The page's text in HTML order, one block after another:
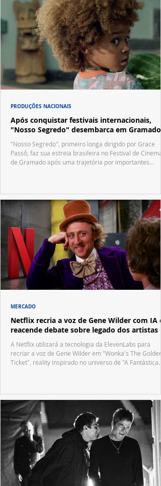
Após conquistar festivais internacionais,
"Nosso Segredo" desembarca em Gramado
"Nosso Segredo", primeiro longa dirigido por Grace
Passô, faz sua estreia brasileira no Festival de Cinema
de Gramado após uma trajetória por importantes
PRODUÇÕES NACIONAIS
Netflix recria a voz de Gene Wilder com IA e
reacende debate sobre legado dos artistas
A Netflix utilizará a tecnologia da ElevenLabs para
recriar a voz de Gene Wilder em "Wonka's The Golden
Ticket", reality inspirado no universo de "A Fantástica
MERCADO